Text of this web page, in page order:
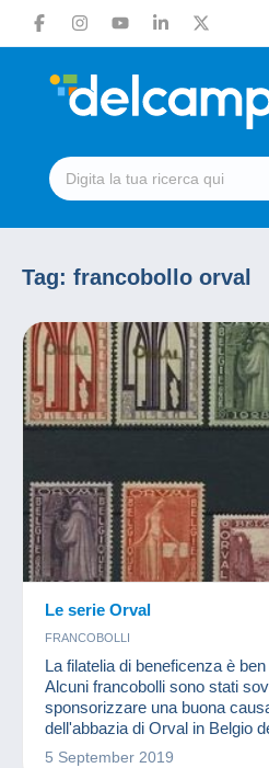
Tag: francobollo orval
Le serie Orval
FRANCOBOLLI
La filatelia di beneficenza è
Alcuni francobolli sono stati
sponsorizzare una buona
dell'abbazia di Orval in Belgio
filatelia.
5 September 2019